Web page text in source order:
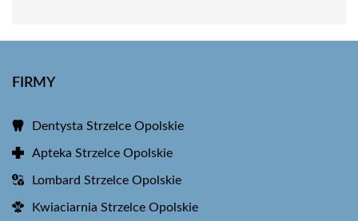
FIRMY
Dentysta Strzelce Opolskie
Apteka Strzelce Opolskie
Lombard Strzelce Opolskie
Kwiaciarnia Strzelce Opolskie